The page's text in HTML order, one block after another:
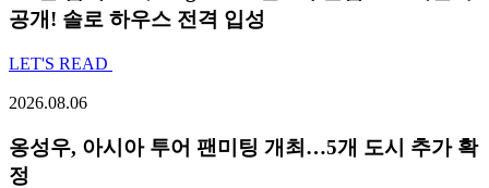
공개! 솔로 하우스 전격 입성
LET'S READ
2026.08.06
옹성우, 아시아 투어 팬미팅 개최…5개 도시 추가 확
정